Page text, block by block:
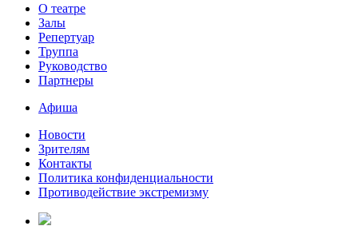
О театре
Залы
Репертуар
Труппа
Руководство
Партнеры
Афиша
Новости
Зрителям
Контакты
Политика конфиденциальности
Противодействие экстремизму